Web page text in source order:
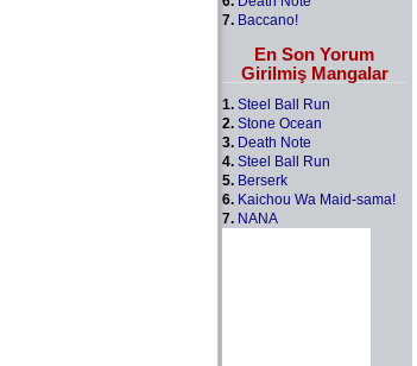
7. Baccano!
En Son Yorum
Girilmiş Mangalar
1. Steel Ball Run
2. Stone Ocean
3. Death Note
4. Steel Ball Run
5. Berserk
6. Kaichou Wa Maid-sama!
7. NANA